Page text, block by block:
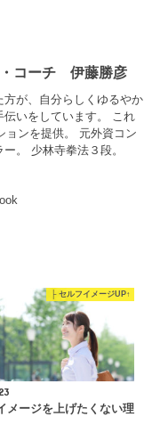
コーチ 伊藤勝彦
が、自分らしくゆるやか
伝いをしています。 これ
ョンを提供。 元外資コン
。 少林寺拳法３段。
├ セルフイメージUP↑
メージを上げたくない理